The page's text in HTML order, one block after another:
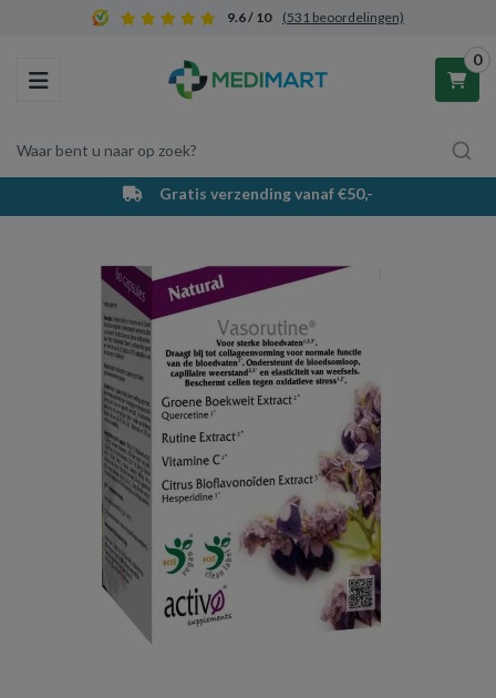
9.6 / 10 (531 beoordelingen)
Toggle navigation
Waar bent u naar op zoek?
0
Winkelwagen
Uw winkelwagen is leeg.
Vul hem met producten.
Gratis verzending vanaf €50,-